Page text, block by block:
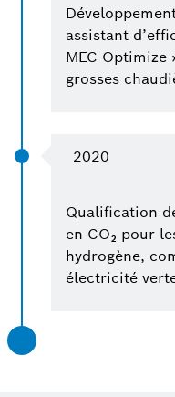
assistant
MEC Optimize
grosses
2020
Qualification
en CO₂ pour
hydrogène,
électricité